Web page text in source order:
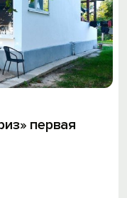
первая